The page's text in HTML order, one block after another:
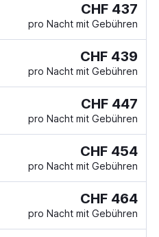
CHF 437
pro Nacht mit Gebühren
CHF 439
pro Nacht mit Gebühren
CHF 447
pro Nacht mit Gebühren
CHF 454
pro Nacht mit Gebühren
CHF 464
pro Nacht mit Gebühren